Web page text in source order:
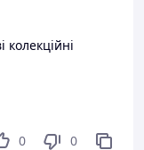
0 0